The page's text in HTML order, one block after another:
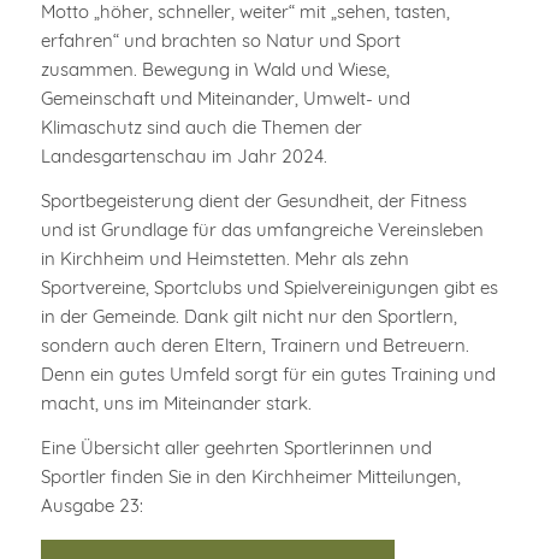
Motto „höher, schneller, weiter“ mit „sehen, tasten,
erfahren“ und brachten so Natur und Sport
zusammen. Bewegung in Wald und Wiese,
Gemeinschaft und Miteinander, Umwelt- und
Klimaschutz sind auch die Themen der
Landesgartenschau im Jahr 2024.
Sportbegeisterung dient der Gesundheit, der Fitness
und ist Grundlage für das umfangreiche Vereinsleben
in Kirchheim und Heimstetten. Mehr als zehn
Sportvereine, Sportclubs und Spielvereinigungen gibt es
in der Gemeinde. Dank gilt nicht nur den Sportlern,
sondern auch deren Eltern, Trainern und Betreuern.
Denn ein gutes Umfeld sorgt für ein gutes Training und
macht, uns im Miteinander stark.
Eine Übersicht aller geehrten Sportlerinnen und
Sportler finden Sie in den Kirchheimer Mitteilungen,
Ausgabe 23: